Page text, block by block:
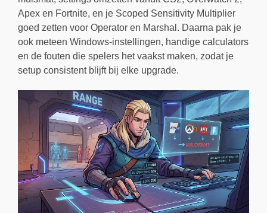
Apex en Fortnite, en je Scoped Sensitivity Multiplier
goed zetten voor Operator en Marshal. Daarna pak je
ook meteen Windows-instellingen, handige calculators
en de fouten die spelers het vaakst maken, zodat je
setup consistent blijft bij elke upgrade.